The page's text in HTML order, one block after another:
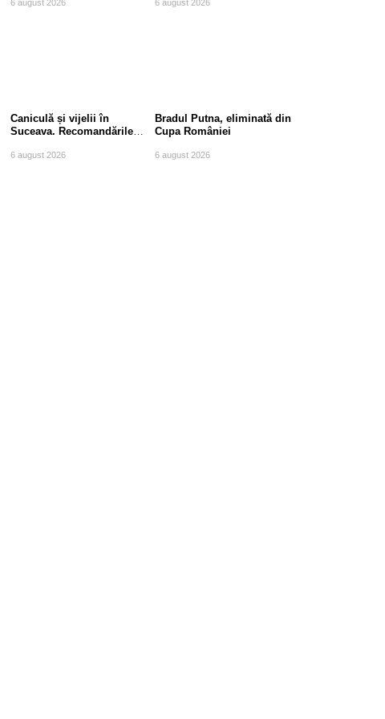
6 august 2026 6 august 2026
Caniculă și vijelii în
Suceava. Recomandările
6 august 2026
Bradul Putna, eliminată din
Cupa României
6 august 2026